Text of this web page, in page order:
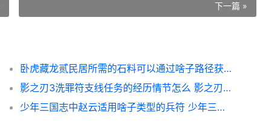
下一篇 »
卧虎藏龙贰民居所需的石料可以通过啥子路径获取 卧虎藏龙贰攻略
影之刃3洗罪符支线任务的经历情节怎么 影之刃3的洗罪符
少年三国志中赵云适用啥子类型的兵符 少年三国志赵云还会出更高品质吗